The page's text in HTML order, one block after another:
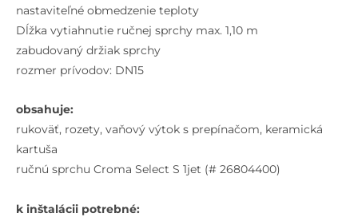
chróm
nastaviteľné obmedzenie teploty
Dĺžka vytiahnutie ručnej sprchy max. 1,10 m
zabudovaný držiak sprchy
rozmer prívodov: DN15
obsahuje:
rukoväť, rozety, vaňový výtok s prepínačom, keramická
kartuša
ručnú sprchu Croma Select S 1jet (# 26804400)
k inštalácii potrebné: